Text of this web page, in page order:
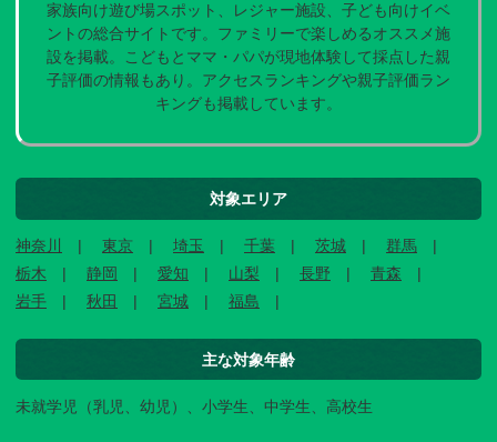
家族向け遊び場スポット、レジャー施設、子ども向けイベ
ントの総合サイトです。ファミリーで楽しめるオススメ施
設を掲載。こどもとママ・パパが現地体験して採点した親
子評価の情報もあり。アクセスランキングや親子評価ラン
キングも掲載しています。
対象エリア
神奈川 東京 埼玉 千葉 茨城
群馬
栃木
静岡 愛知 山梨 長野
青森
岩手
秋田 宮城 福島
主な対象年齢
未就学児（乳児、幼児）、小学生、中学生、高校生